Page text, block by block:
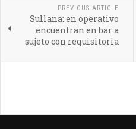
PREVIOUS ARTICLE
Sullana: en operativo
encuentran en bar a
sujeto con requisitoria